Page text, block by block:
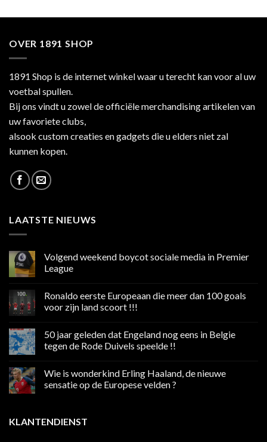
OVER 1891 SHOP
1891 Shop is de internet winkel waar u terecht kan voor al uw
voetbal spullen.
Bij ons vindt u zowel de officiële merchandising artikelen van
uw favoriete clubs,
alsook custom creaties en gadgets die u elders niet zal
kunnen kopen.
LAATSTE NIEUWS
Volgend weekend boycot sociale media in Premier
League
op
weekend
media
in
Premier
Ronaldo eerste Europeaan die meer dan 100 goals
voor zijn land scoort !!!
op
Ronaldo
eerste
meer
100
land
scoort
50 jaar geleden dat Engeland nog eens in Belgie
tegen de Rode Duivels speelde !!
op
jaar
nog
eens
Wie is wonderkind Erling Haaland, de nieuwe
sensatie op de Europese velden ?
Wie
is
KLANTENDIENST